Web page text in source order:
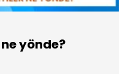
yönde?